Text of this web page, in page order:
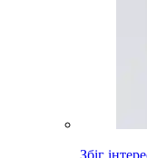
Збіг